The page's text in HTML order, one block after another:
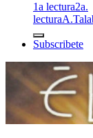
1a lectura2a.
lecturaA.T
Subscribete